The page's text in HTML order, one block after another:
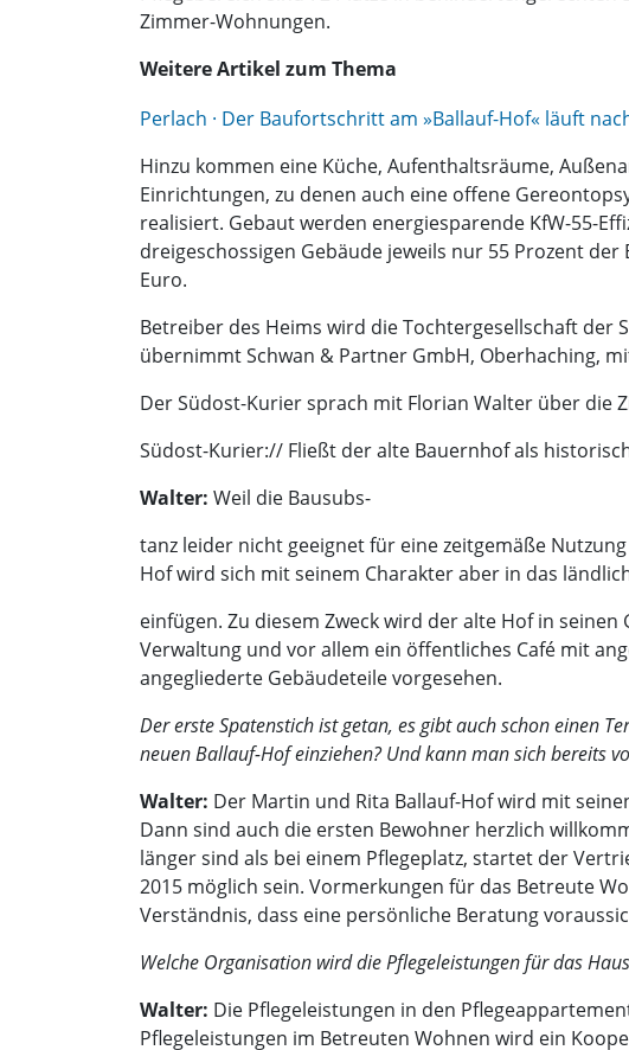
Zimmer-Wohnungen.
Weitere Artikel zum Thema
Perlach · Der Baufortschritt am »Ballauf-Hof« läuft
Hinzu kommen eine Küche, Aufenthaltsräume,
Einrichtungen, zu denen auch eine offene
realisiert. Gebaut werden energiesparende KfW-55-
dreigeschossigen Gebäude jeweils nur 55 Prozent
Euro.
Betreiber des Heims wird die Tochtergesellschaft der
übernimmt Schwan & Partner GmbH, Oberhaching,
Der Südost-Kurier sprach mit Florian Walter über die
Südost-Kurier:// Fließt der alte Bauernhof als
Walter: Weil die Bausubs-
tanz leider nicht geeignet für eine zeitgemäße
Hof wird sich mit seinem Charakter aber in das
einfügen. Zu diesem Zweck wird der alte Hof in
Verwaltung und vor allem ein öffentliches Café mit
angegliederte Gebäudeteile vorgesehen.
Der erste Spatenstich ist getan, es gibt auch schon einen
neuen Ballauf-Hof einziehen? Und kann man sich bereits
Walter: Der Martin und Rita Ballauf-Hof wird mit
Dann sind auch die ersten Bewohner herzlich
länger sind als bei einem Pflegeplatz, startet der
2015 möglich sein. Vormerkungen für das Betreute
Verständnis, dass eine persönliche Beratung
Welche Organisation wird die Pflegeleistungen für das
Walter: Die Pflegeleistungen in den
Pflegeleistungen im Betreuten Wohnen wird ein